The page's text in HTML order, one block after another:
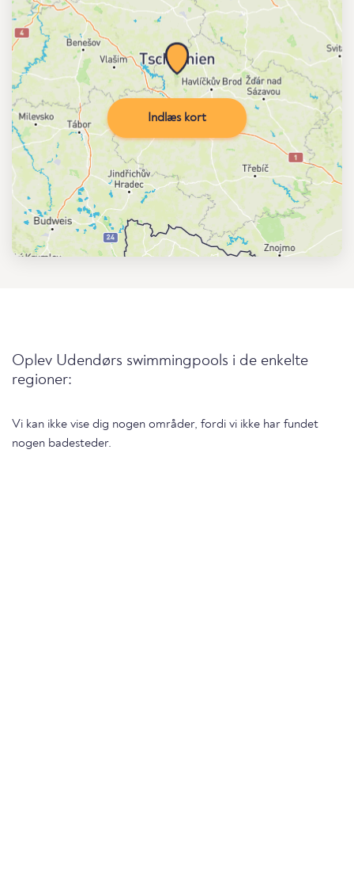
Indlæs kort
Oplev Udendørs swimmingpools i de enkelte
regioner:
Vi kan ikke vise dig nogen områder, fordi vi ikke har fundet
nogen badesteder.